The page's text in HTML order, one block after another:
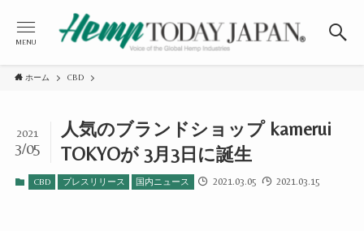
MENU
ホーム CBD
人気のブランドショップ kamerui
TOKYOが 3月3日に誕生
2021
3/05
CBD プレスリリース 国内ニュース 2021.03.05 2021.03.15